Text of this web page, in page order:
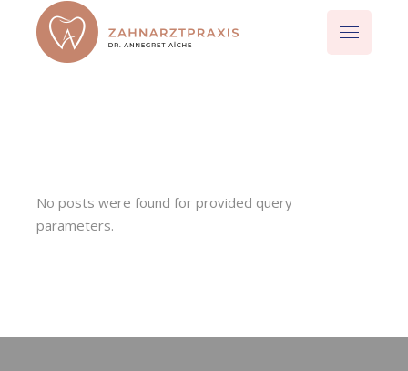
No posts were found for provided query
parameters.